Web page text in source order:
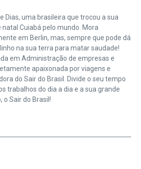
Dias, uma brasileira que trocou a sua
natal Cuiabá pelo mundo. Mora
em Berlin, mas, sempre que pode dá
na sua terra para matar saudade!
em Administração de empresas e
apaixonada por viagens e
do Sair do Brasil. Divide o seu tempo
trabalhos do dia a dia e a sua grande
o Sair do Brasil!